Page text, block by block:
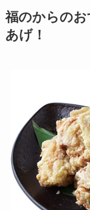
福のからの
あげ！